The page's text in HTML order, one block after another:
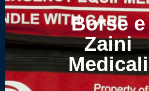
Borse e
Zaini
Medicali